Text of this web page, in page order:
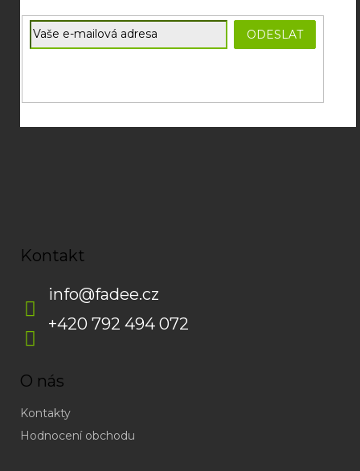
E-mail
ODESLAT
Kontakt
info@fadee.cz
+420 792 494 072
O nás
Kontakty
Hodnocení obchodu